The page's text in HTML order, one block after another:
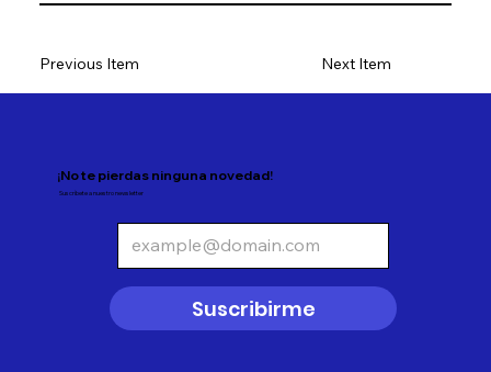
Next Item
Previous Item
¡No te pierdas ninguna novedad!
Suscríbete a nuestro newsletter
Suscribirme